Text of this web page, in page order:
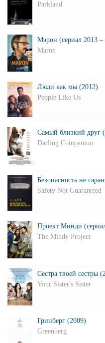
Parkland
Мэрон (сериал 2013
Maron
Люди как мы (2012)
People Like Us
Самый близкий друг
Darling Companion
Безопасность не
Safety Not Guaranteed
Проект Минди
The Mindy Project
Сестра твоей сестры
Your Sister's Sister
Гринберг (2009)
Greenberg